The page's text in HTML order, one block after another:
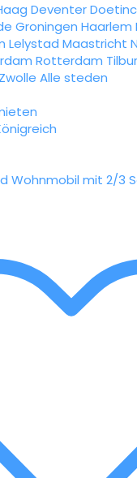
Deventer
Groningen Haarlem
Lelystad Maastricht
Rotterdam
Zwolle Alle steden
Wohnmobil mit 2/3